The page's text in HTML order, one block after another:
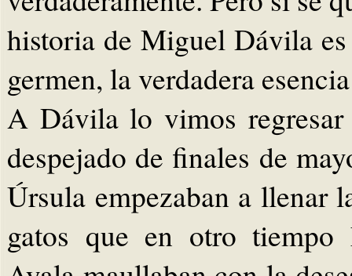
historia de Miguel Dávila
germen, la verdadera
A Dávila lo vimos
despejado de finales de
Úrsula empezaban a llenar
gatos que en otro tiempo